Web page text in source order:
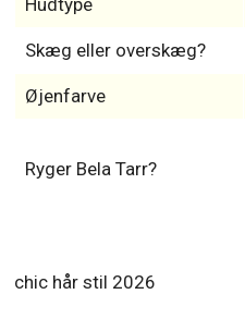
Hudtype
Skæg eller overskæg?
Øjenfarve
Ryger Bela Tarr?
chic hår stil 2026